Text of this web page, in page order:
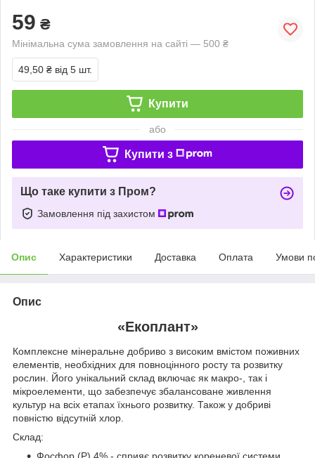
59 ₴
Мінімальна сума замовлення на сайті — 500 ₴
49,50 ₴ від 5 шт.
Купити
або
Купити з
Що таке купити з Пром?
Замовлення під захистом
Опис Характеристики Доставка Оплата Умови
Опис
«Екоплант»
Комплексне мінеральне добриво з високим вмістом поживних
елементів, необхідних для повноцінного росту та розвитку
рослин. Його унікальний склад включає як макро-, так і
мікроелементи, що забезпечує збалансоване живлення
культур на всіх етапах їхнього розвитку. Також у добриві
повністю відсутній хлор.
Склад: